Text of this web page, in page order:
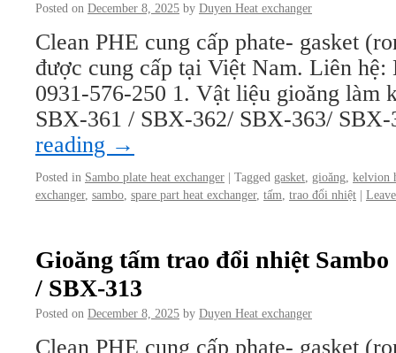
Posted on December 8, 2025 by Duyen Heat exchanger
Clean PHE cung cấp phate- gasket
được cung cấp tại Việt Nam. Liên hệ:
0931-576-250 1. Vật liệu gioăng làm
SBX-361 / SBX-362/ SBX-363/
reading →
Posted in Sambo plate heat exchanger | Tagged gasket gioăng kelvion
exchanger, sambo spare part heat exchanger, tấm trao đổi nhiệt |
Gioăng tấm trao đổi nhiệt Sambo
/ SBX-313
Posted on December 8, 2025 by Duyen Heat exchanger
Clean PHE cung cấp phate- gasket